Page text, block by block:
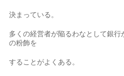
決まっている。
多くの経営者が陥るわなとして銀行
の粉飾を
することがよくある。